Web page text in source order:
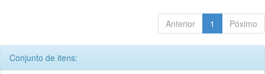
Anterior 1 Póximo
Conjunto de itens: